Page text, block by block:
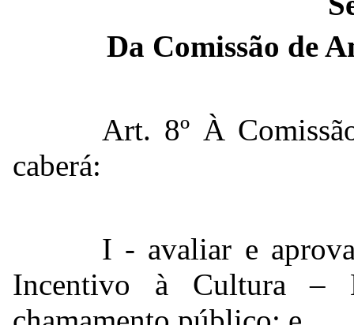
Da Comissão de
Art. 8º À
caberá:
I - avaliar e
Incentivo à Cultura –